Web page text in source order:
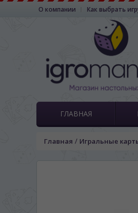
О компании Как выбрать
ГЛАВНАЯ
Главная / Игральные